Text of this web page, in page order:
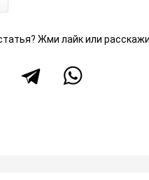
Жми лайк или